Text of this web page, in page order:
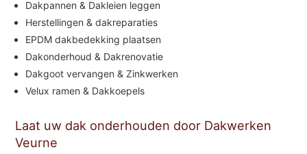
Dakpannen & Dakleien leggen
Herstellingen & dakreparaties
EPDM dakbedekking plaatsen
Dakonderhoud & Dakrenovatie
Dakgoot vervangen & Zinkwerken
Velux ramen & Dakkoepels
Laat uw dak onderhouden door Dakwerken
Veurne